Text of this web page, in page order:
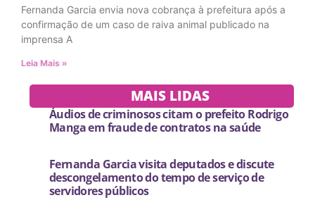
Fernanda Garcia envia nova cobrança à prefeitura após a
confirmação de um caso de raiva animal publicado na
imprensa A
Leia Mais »
MAIS LIDAS
Áudios de criminosos citam o prefeito Rodrigo
Manga em fraude de contratos na saúde
Fernanda Garcia visita deputados e discute
descongelamento do tempo de serviço de
servidores públicos